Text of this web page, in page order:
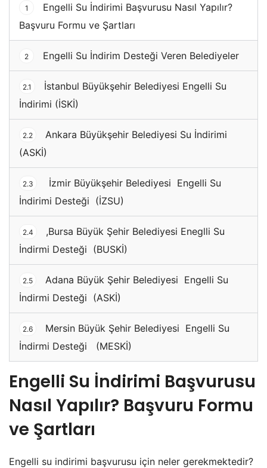
1
Engelli Su İndirimi Başvurusu Nasıl Yapılır?
Başvuru Formu ve Şartları
2 Engelli Su İndirim Desteği Veren Belediyeler
2.1
İstanbul Büyükşehir Belediyesi Engelli Su
İndirimi (İSKİ)
2.2
Ankara Büyükşehir Belediyesi Su İndirimi
(ASKİ)
2.3
İzmir Büyükşehir Belediyesi Engelli Su
İndirimi Desteği (İZSU)
2.4
,Bursa Büyük Şehir Belediyesi Eneglli Su
İndirmi Desteği (BUSKİ)
2.5
Adana Büyük Şehir Belediyesi Engelli Su
İndirmi Desteği (ASKİ)
2.6
Mersin Büyük Şehir Belediyesi Engelli Su
İndirmi Desteği (MESKİ)
Engelli Su İndirimi Başvurusu
Nasıl Yapılır? Başvuru Formu
ve Şartları
Engelli su indirimi başvurusu için neler gerekmektedir?